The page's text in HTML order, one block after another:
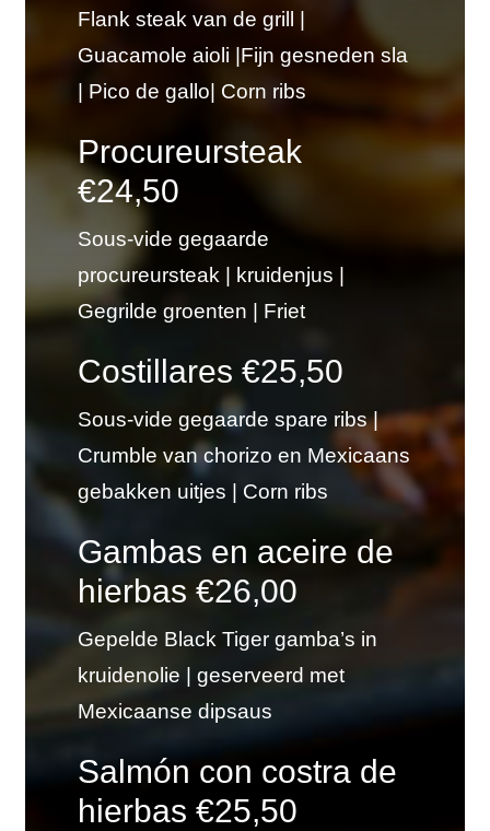
Flank steak van de grill |
Guacamole aioli |Fijn gesneden sla
| Pico de gallo| Corn ribs
Procureursteak
€24,50
Sous-vide gegaarde
procureursteak | kruidenjus |
Gegrilde groenten | Friet
Costillares €25,50
Sous-vide gegaarde spare ribs |
Crumble van chorizo en Mexicaans
gebakken uitjes | Corn ribs
Gambas en aceire de
hierbas €26,00
Gepelde Black Tiger gamba’s in
kruidenolie | geserveerd met
Mexicaanse dipsaus
Salmón con costra de
hierbas €25,50